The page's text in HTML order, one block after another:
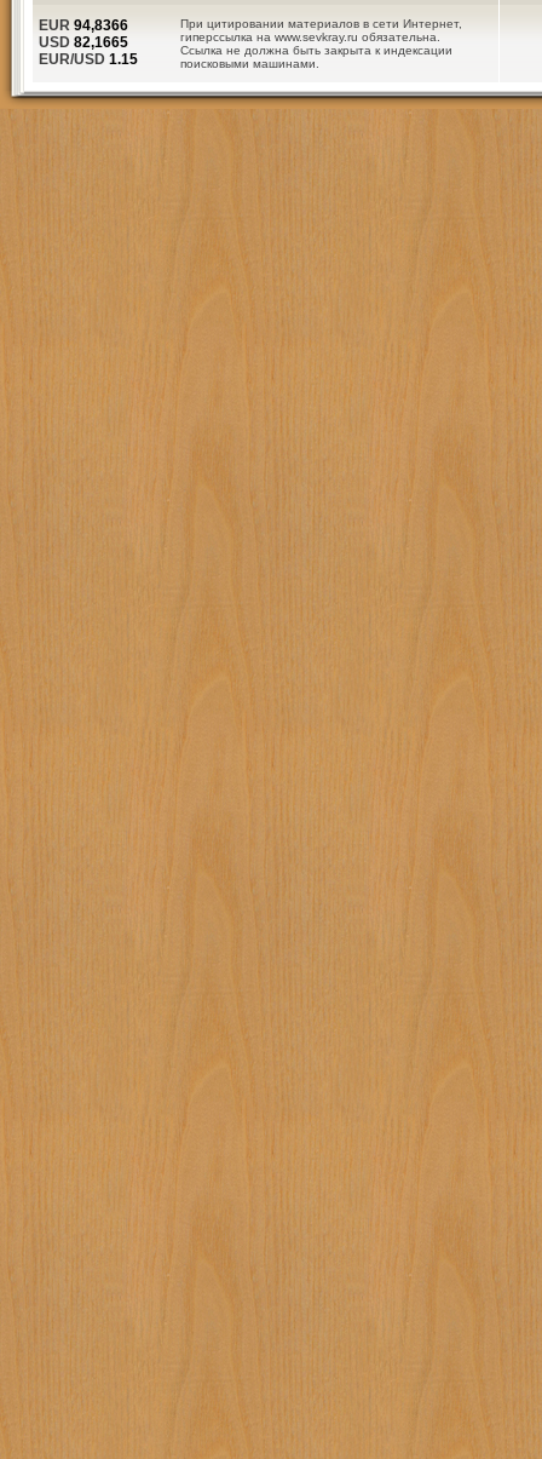
При цитировании материалов в сети Интернет,
гиперссылка на www.sevkray.ru обязательна.
Ссылка не должна быть закрыта к индексации
поисковыми машинами.
EUR 94,8366
USD 82,1665
EUR/USD 1.15